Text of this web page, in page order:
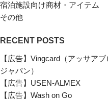
宿泊施設向け商材・アイテム
その他
RECENT POSTS
【広告】Vingcard（アッサア
ジャパン）
【広告】USEN-ALMEX
【広告】Wash on Go